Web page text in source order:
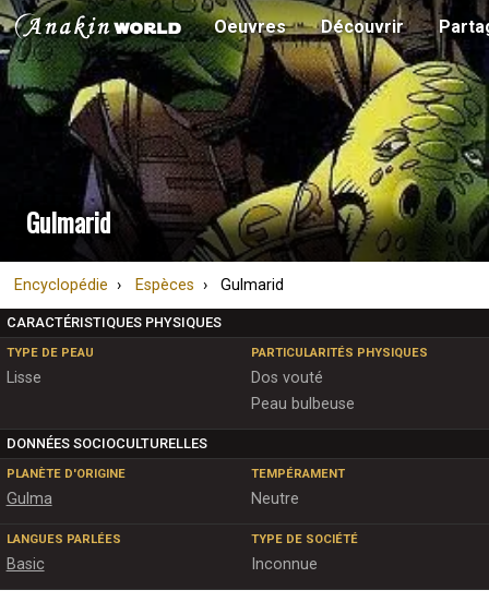
Oeuvres Découvrir
Gulmarid
Encyclopédie Espèces Gulmarid
CARACTÉRISTIQUES PHYSIQUES
TYPE DE PEAU
Lisse
PARTICULARITÉS PHYSIQUES
Dos vouté
Peau bulbeuse
DONNÉES SOCIOCULTURELLES
PLANÈTE D'ORIGINE
Gulma
TEMPÉRAMENT
Neutre
LANGUES PARLÉES
Basic
TYPE DE SOCIÉTÉ
Inconnue